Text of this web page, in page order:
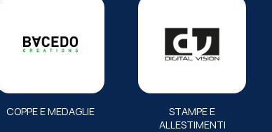
COPPE E MEDAGLIE
STAMPE E
ALLESTIMENTI